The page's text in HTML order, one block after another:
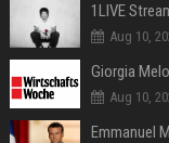
1LIVE
Aug 10,
Aug 10,
Emmanuel